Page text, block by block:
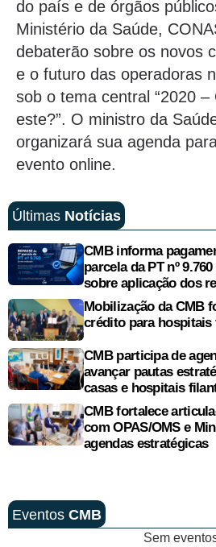
do país e de órgãos
Ministério da Saúde,
debaterão sobre os novos
e o futuro das operadoras
sob o tema central “2020 –
este?”. O ministro da
organizará sua agenda
evento online.
Últimas Notícias
CMB informa
parcela da PT nº
sobre aplicação dos
Mobilização da CMB
crédito para
CMB participa de
avançar pautas
casas e hospitais
CMB fortalece
com OPAS/OMS e
agendas estratégicas
Eventos CMB
Sem